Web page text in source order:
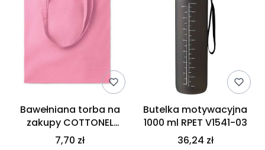
Bawełniana torba na
zakupy COTTONEL
COLOUR++ MO9846-11
7,70 zł
Butelka motywacyjna
1000 ml RPET V1541-03
36,24 zł